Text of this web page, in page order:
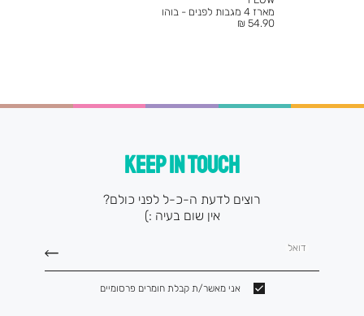
מארז 4 מגבות לפנים - בוהו
מחיר
54.90 ₪
KEEP IN TOUCH
רוצים לדעת ה-כ-ל לפני כולם?
אין שום בעיה :)
דואל
אני מאשר/ת קבלת חומרים פרסומיים